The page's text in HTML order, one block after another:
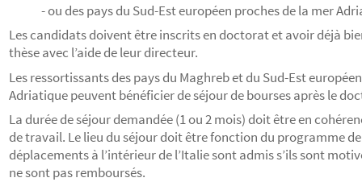
- ou des pays du Sud-Est européen proches de la mer
Les candidats doivent être inscrits en doctorat et avoir déjà
thèse avec l’aide de leur directeur.
Les ressortissants des pays du Maghreb et du Sud-Est
Adriatique peuvent bénéficier de séjour de bourses après le
La durée de séjour demandée (1 ou 2 mois) doit être en
de travail. Le lieu du séjour doit être fonction du programme
déplacements à l’intérieur de l’Italie sont admis s’ils sont
ne sont pas remboursés.